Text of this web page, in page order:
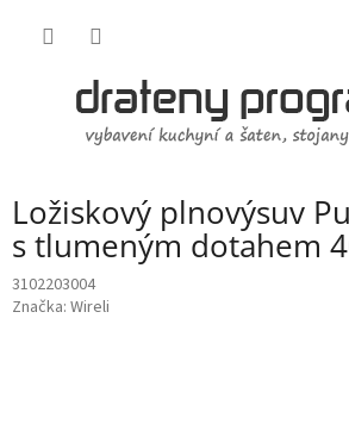
Ložiskový plnovýsuv
s tlumeným dotahem
3102203004
Značka: Wireli